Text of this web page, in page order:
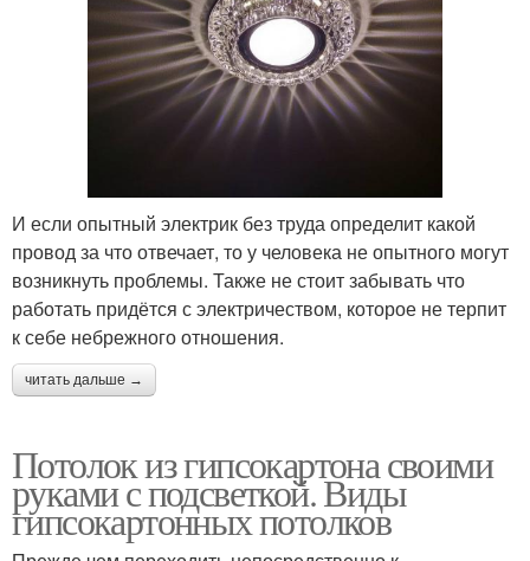
И если опытный электрик без труда определит какой
провод за что отвечает, то у человека не опытного могут
возникнуть проблемы. Также не стоит забывать что
работать придётся с электричеством, которое не терпит
к себе небрежного отношения.
читать дальше →
Потолок из гипсокартона своими
руками с подсветкой. Виды
гипсокартонных потолков